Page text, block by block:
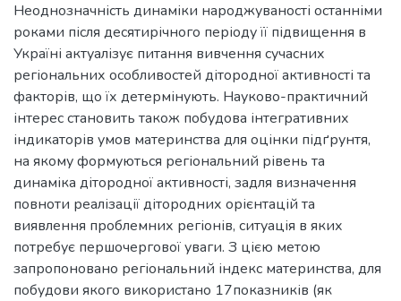
Неоднозначність динаміки народжуваності останніми
роками після десятирічного періоду її підвищення в
Україні актуалізує питання вивчення сучасних
регіональних особливостей дітородної активності та
факторів, що їх детермінують. Науково-практичний
інтерес становить також побудова інтегративних
індикаторів умов материнства для оцінки підґрунтя,
на якому формуються регіональний рівень та
динаміка дітородної активності, задля визначення
повноти реалізації дітородних орієнтацій та
виявлення проблемних регіонів, ситуація в яких
потребує першочергової уваги. З цією метою
запропоновано регіональний індекс материнства, для
побудови якого використано 17показників (як